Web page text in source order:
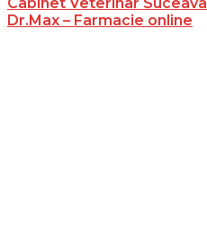
Dr.Max – Farmacie online